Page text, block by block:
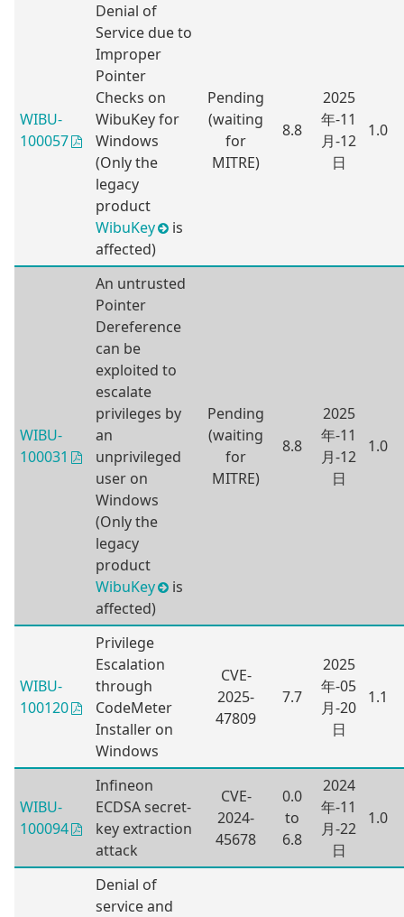
WIBU-
100057
Denial of
Service due to
Improper
Pointer
Checks on
WibuKey for
Windows
(Only the
legacy
product
WibuKey
is
affected)
Pending
(waiting
for
MITRE)
8.8
2025
年-11
月-12
日
1.0
WIBU-
100031
An untrusted
Pointer
Dereference
can be
exploited to
escalate
privileges by
an
unprivileged
user on
Windows
(Only the
legacy
product
WibuKey
is
affected)
Pending
(waiting
for
MITRE)
8.8
2025
年-11
月-12
日
1.0
WIBU-
100120
Privilege
Escalation
through
CodeMeter
Installer on
Windows
CVE-
2025-
47809
7.7
2025
年-05
月-20
日
1.1
WIBU-
100094
Infineon
ECDSA secret-
key extraction
attack
CVE-
2024-
45678
0.0
to
6.8
2024
年-11
月-22
日
1.0
Denial of
service and